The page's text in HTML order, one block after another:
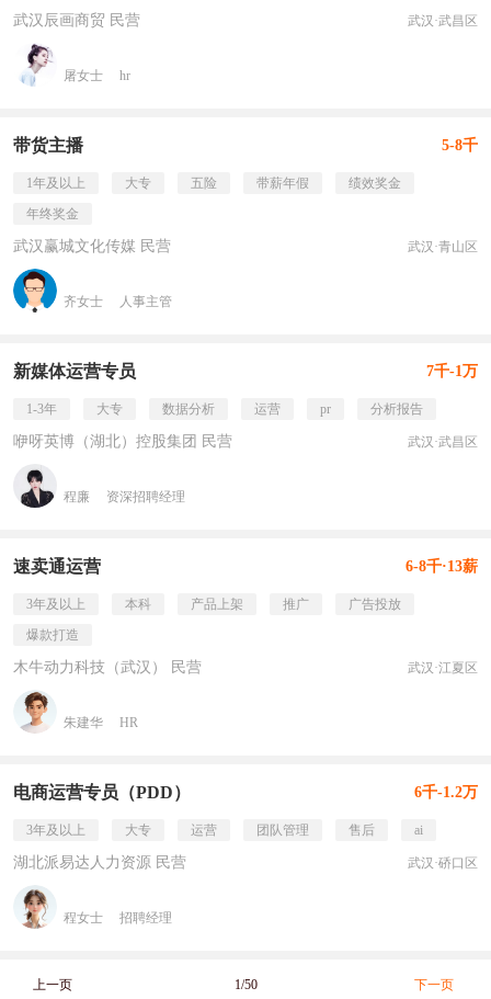
武汉辰画商贸 民营 武汉·武昌区
屠女士 hr
带货主播 5-8千
1年及以上 大专 五险 带薪年假
绩效奖金
年终奖金
武汉赢城文化传媒 民营 武汉·青山区
齐女士 人事主管
新媒体运营专员 7千-1万
1-3年 大专 数据分析 运营 pr 分析报告
咿呀英博（湖北）控股集团 民营 武汉·武昌区
程廉 资深招聘经理
速卖通运营 6-8千·13薪
3年及以上 本科 产品上架 推广
广告投放
爆款打造
木牛动力科技（武汉） 民营 武汉·江夏区
朱建华 HR
电商运营专员（PDD） 6千-1.2万
3年及以上 大专 运营 团队管理 售后 ai
湖北派易达人力资源 民营 武汉·硚口区
程女士 招聘经理
上一页 1/50 下一页